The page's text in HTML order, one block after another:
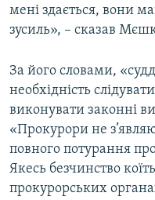
мені здається, вони
зусиль», – сказав
За його словами,
необхідність
виконувати законні
«Прокурори не
повного потурання
Якесь безчинство
прокурорських